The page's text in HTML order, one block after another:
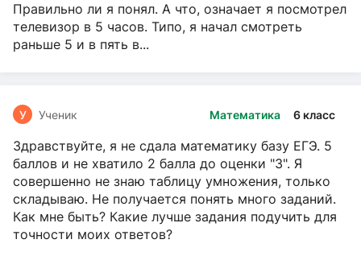
Правильно ли я понял. А что, означает я посмотрел
телевизор в 5 часов. Типо, я начал смотреть
раньше 5 и в пять в...
Математика 6 класс
У Ученик
Здравствуйте, я не сдала математику базу ЕГЭ. 5
баллов и не хватило 2 балла до оценки "3". Я
совершенно не знаю таблицу умножения, только
складываю. Не получается понять много заданий.
Как мне быть? Какие лучше задания подучить для
точности моих ответов?